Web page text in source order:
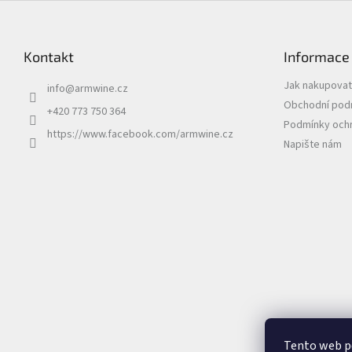
Tento web
Kontakt
info@armwine.cz
+420 773 750 364
https://www.facebook.com/armwine.cz
Jak nakupovat
Obchodní
Podmínky
Napište nám